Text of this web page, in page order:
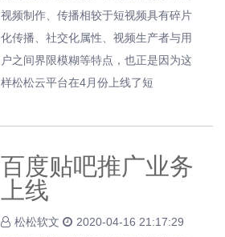
视频制作、传播相较于短视频具有碎片
化传播、社交化属性、视频生产者与用
户之间界限模糊等特点，也正是因为这
样松松云平台在4月份上线了短
百度贴吧推广业务
上线
松松软文
2020-04-16 21:17:29